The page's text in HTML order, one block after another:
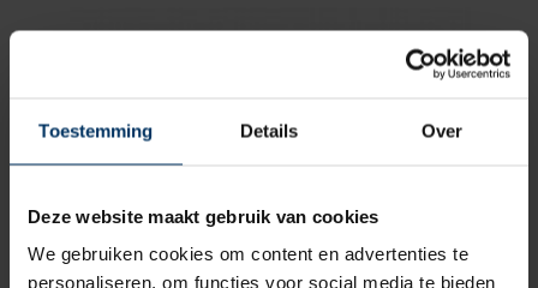
Toestemming Details Over
Deze website maakt gebruik van cookies
We gebruiken cookies om content en advertenties te
personaliseren, om functies voor social media te bieden